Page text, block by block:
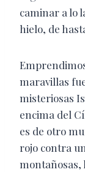
caminar a lo
hielo, de
maravillas
misteriosas
encima del
es de otro
rojo contra
montañosas,